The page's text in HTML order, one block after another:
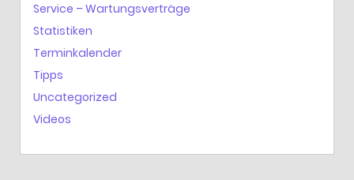
Service – Wartungsverträge
Statistiken
Terminkalender
Tipps
Uncategorized
Videos